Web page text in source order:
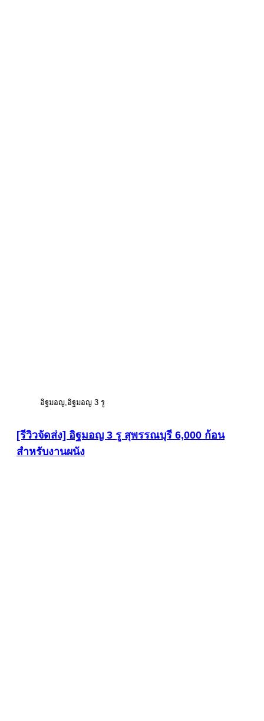
อิฐมอญ อิฐมอญ 3 รู
[รีวิวจัดส่ง] อิฐมอญ 3 รู สุพรรณบุรี 6,000 ก้อน
สำหรับงานผนัง